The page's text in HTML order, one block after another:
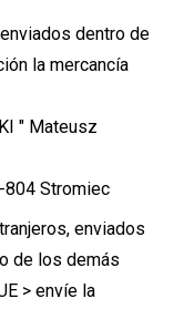
dentro de
la mercancía
" Mateusz
804 Stromiec
enviados
de los demás
> envíe la